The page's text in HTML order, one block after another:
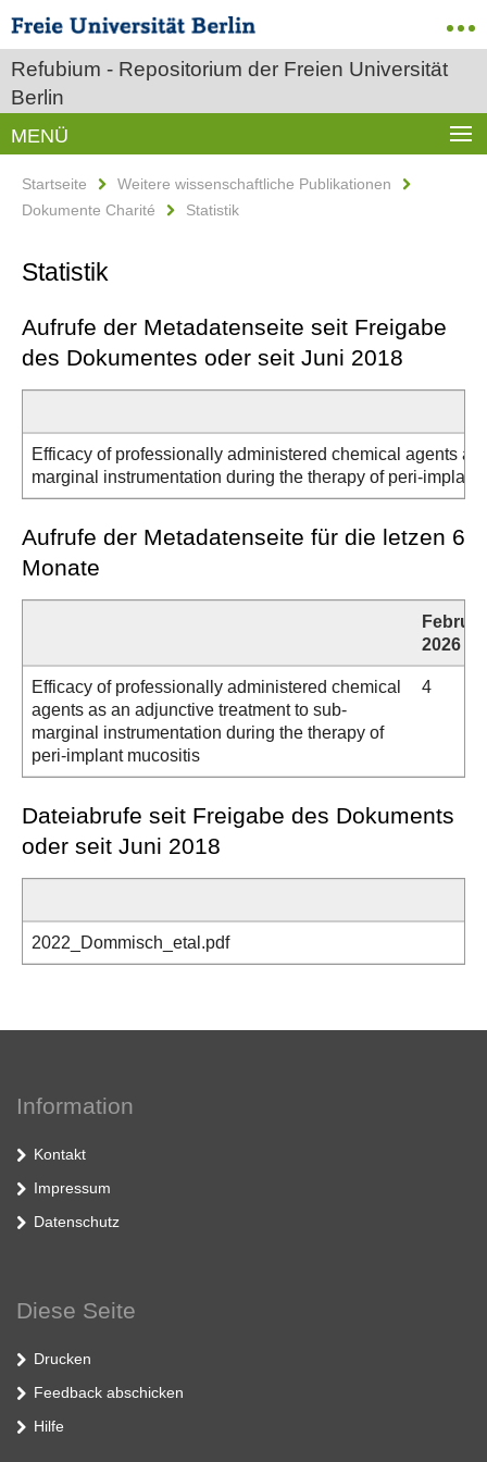
Refubium - Repositorium der Freien Universität
Berlin
MENÜ
Startseite
Weitere wissenschaftliche Publikationen
Dokumente Charité
Statistik
Statistik
Aufrufe der Metadatenseite seit Freigabe
des Dokumentes oder seit Juni 2018
Efficacy of professionally administered chemical agents as
marginal instrumentation during the therapy of peri‐implant
Aufrufe der Metadatenseite für die letzen 6
Monate
Februar
2026
Efficacy of professionally administered chemical
agents as an adjunctive treatment to sub‐
marginal instrumentation during the therapy of
peri‐implant mucositis
4
Dateiabrufe seit Freigabe des Dokuments
oder seit Juni 2018
2022_Dommisch_etal.pdf
Information
Kontakt
Impressum
Datenschutz
Diese Seite
Drucken
Feedback abschicken
Hilfe